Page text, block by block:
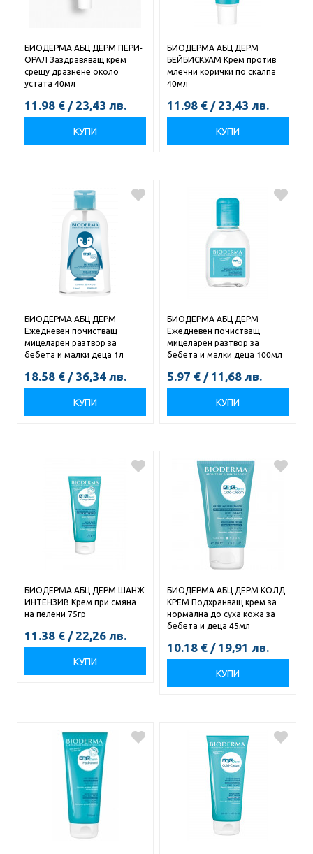
БИОДЕРМА АБЦ ДЕРМ ПЕРИ-
ОРАЛ Заздравяващ крем
срещу дразнене около
устата 40мл
11.98 € / 23,43 лв.
КУПИ
БИОДЕРМА АБЦ ДЕРМ
БЕЙБИСКУАМ Крем против
млечни корички по скалпа
40мл
11.98 € / 23,43 лв.
КУПИ
БИОДЕРМА АБЦ ДЕРМ
Ежедневен почистващ
мицеларен разтвор за
бебета и малки деца 1л
18.58 € / 36,34 лв.
КУПИ
БИОДЕРМА АБЦ ДЕРМ
Ежедневен почистващ
мицеларен разтвор за
бебета и малки деца 100мл
5.97 € / 11,68 лв.
КУПИ
БИОДЕРМА АБЦ ДЕРМ ШАНЖ
ИНТЕНЗИВ Крем при смяна
на пелени 75гр
11.38 € / 22,26 лв.
КУПИ
БИОДЕРМА АБЦ ДЕРМ КОЛД-
КРЕМ Подхранващ крем за
нормална до суха кожа за
бебета и деца 45мл
10.18 € / 19,91 лв.
КУПИ